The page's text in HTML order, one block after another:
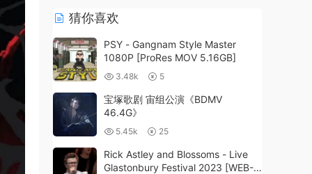
猜你喜欢
PSY - Gangnam Style Master
1080P [ProRes MOV 5.16GB]
3.48k 5
宝塚歌剧 宙组公演《BDMV
46.4G》
5.45k 25
Rick Astley and Blossoms - Live
Glastonbury Festival 2023 [WEB-